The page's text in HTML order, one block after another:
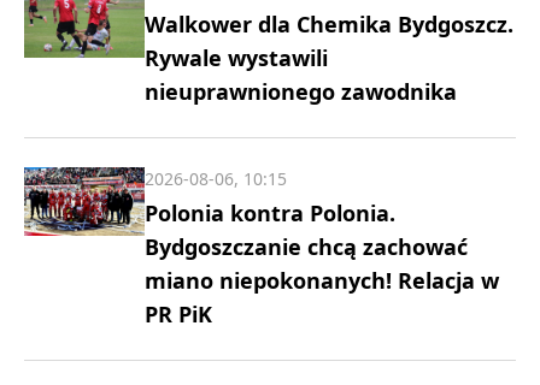
Walkower dla Chemika Bydgoszcz.
Rywale wystawili
nieuprawnionego zawodnika
Polonia kontra Polonia.
Bydgoszczanie chcą zachować
miano niepokonanych! Relacja w
PR PiK
2026-08-06, 10:15